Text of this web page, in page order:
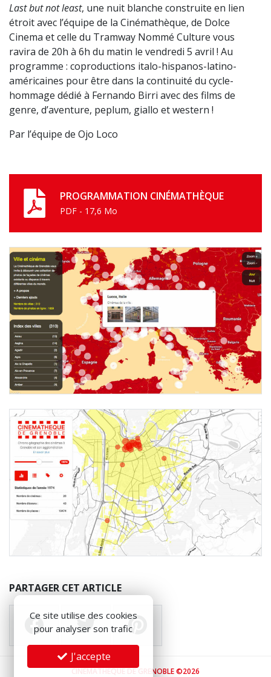
Last but not least, une nuit blanche construite en lien
étroit avec l’équipe de la Cinémathèque, de Dolce
Cinema et celle du Tramway Nommé Culture vous
ravira de 20h à 6h du matin le vendredi 5 avril ! Au
programme : coproductions italo-hispanos-latino-
américaines pour être dans la continuité du cycle-
hommage dédié à Fernando Birri avec des films de
genre, d’aventure, peplum, giallo et western !
Par l’équipe de Ojo Loco
PROGRAMMATION CINÉMATHÈQUE
PDF - 17,6 Mo
PARTAGER CET ARTICLE
CINÉMATHÈQUE DE GRENOBLE ©2026
Ce site utilise des cookies
pour analyser son trafic
J'accepte